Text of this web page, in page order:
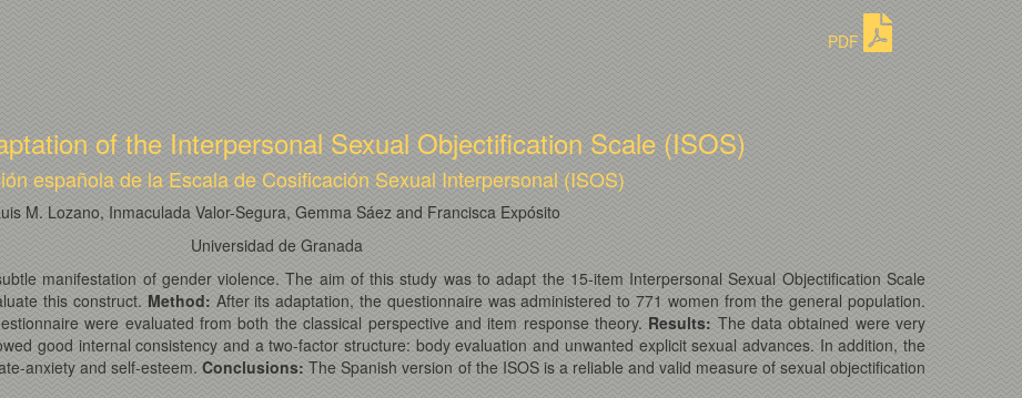
PDF
of the Interpersonal Sexual Objectification Scale (ISOS)
española de la Escala de Cosificación Sexual Interpersonal (ISOS)
M. Lozano, Inmaculada Valor-Segura, Gemma Sáez and Francisca Expósito
Universidad de Granada
manifestation of gender violence. The aim of this study was to adapt the 15-item Interpersonal Sexual Objectification Scale
this construct. Method: After its adaptation, the questionnaire was administered to 771 women from the general population.
were evaluated from both the classical perspective and item response theory. Results: The data obtained were very
good internal consistency and a two-factor structure: body evaluation and unwanted explicit sexual advances. In addition, the
anxiety and self-esteem.Conclusions: The Spanish version of the ISOS is a reliable and valid measure of sexual objectification